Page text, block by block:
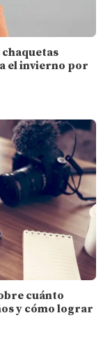
chaquetas
el invierno por
cuánto
y cómo lograr